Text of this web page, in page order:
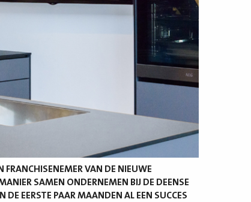
FRANCHISENEMER VAN DE NIEUWE
SAMEN ONDERNEMEN BIJ DE DEENSE
EERSTE PAAR MAANDEN AL EEN SUCCES